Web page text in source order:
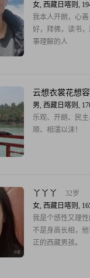
女, 西藏日喀则,
我本人开朗，心善
好，拜佛，读书
事理解的人
云想衣裳花想容
男, 西藏日喀则,
乐观、开朗、民
顺、相濡以沫！
丫丫丫
32岁
女, 西藏日喀则,
我是个感性又理
不是身高长相，
正的西藏男孩。